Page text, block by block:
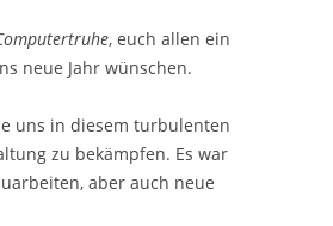
WIE KANN ICH MITGLIED
PARTNER
, euch allen ein
neue Jahr wünschen.
uns in diesem turbulenten
zu bekämpfen. Es war
aber auch neue